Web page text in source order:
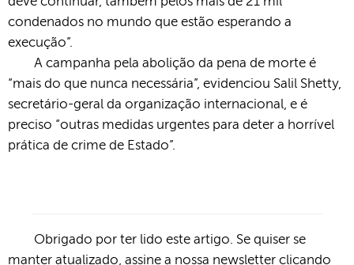
condenados no mundo que estão esperando a
execução”.
A campanha pela abolição da pena de morte é
“mais do que nunca necessária”, evidenciou Salil Shetty,
secretário-geral da organização internacional, e é
preciso “outras medidas urgentes para deter a horrível
prática de crime de Estado”.
Obrigado por ter lido este artigo. Se quiser se
manter atualizado, assine a nossa newsletter clicando